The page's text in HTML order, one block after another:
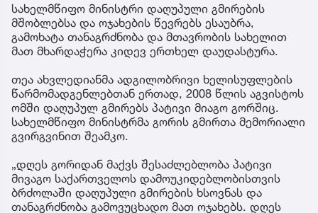
სახელმწიფო მინისტრი დაღუპული გმირების
მშობლებსა და ოჯახების წევრებს ესაუბრა,
გამოხატა თანაგრძნობა და მთავრობის სახელით
მათ მხარდაჭერა კიდევ ერთხელ დაუდასტურა.
თეა ახვლედიანმა ადგილობრივი ხელისუფლების
წარმომადგენლებთან ერთად, 2008 წლის აგვისტოს
ომში დაღუპულ გმირებს პატივი მიაგო გორშიც.
სახელმწიფო მინისტრმა გორის გმირთა მემორიალი
გვირგვინით შეამკო.
„დღეს გორიდან მაქვს შესაძლებლობა პატივი
მივაგო საქართველოს დამოუკიდებლობისთვის
ბრძოლაში დაღუპული გმირების ხსოვნას და
თანაგრძნობა გამოვუცხადო მათ ოჯახებს. დღეს